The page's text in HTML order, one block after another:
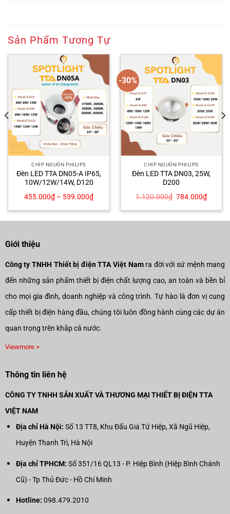
Sản Phẩm Tương Tự
CHÍP NGUỒN PHILIPS
Đèn LED TTA DN05-A IP65,
10W/12W/14W, D120
455.000₫– 539.000₫
-30%
CHÍP NGUỒN PHILIPS
Đèn LED TTA DN03, 25W,
D200
1.120.000₫ Giá
là:
784.000₫Giá
hiện
tại
Giới thiệu
Công ty TNHH Thiết bị điện TTA Việt Namra đời với sứ mệnh mang
đến những sản phẩm thiết bị điện chất lượng cao, an toàn và bền bỉ
cho mọi gia đình, doanh nghiệp và công trình. Tự hào là đơn vị cung
cấp thiết bị điện hàng đầu, chúng tôi luôn đồng hành cùng các dự án
quan trọng trên khắp cả nước.
Viewmore >
Thông tin liên hệ
CÔNG TY TNHH SẢN XUẤT VÀ THƯƠNG MẠI THIẾT BỊ ĐIỆN TTA
VIỆT NAM
Địa chỉ Hà Nội: Số 13 TT8, Khu Đấu Giá Tứ Hiệp, Xã Ngũ Hiệp,
Huyện Thanh Trì, Hà Nội
Địa chỉ TPHCM: Số 351/16 QL13 - P. Hiệp Bình (Hiệp Bình Chánh
Cũ) - Tp Thủ Đức - Hồ Chí Minh
Hotline: 098.479.2010